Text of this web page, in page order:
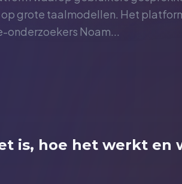
grote taalmodellen. Het
onderzoekers Noam...
is, hoe het werkt en